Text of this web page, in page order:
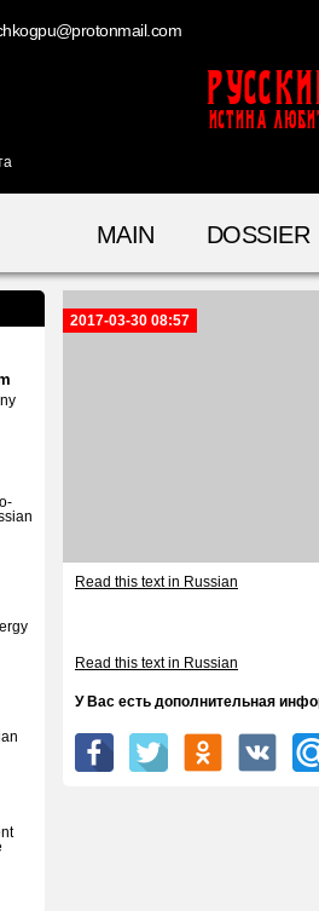
ИСТИНА
MAIN DOSSIER
2017-03-30 08:57
Read this text in Russian
Read this text in Russian
У Вас есть дополнительная